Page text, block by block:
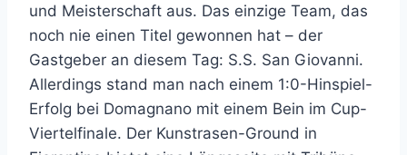
und Meisterschaft aus. Das einzige Team, das
noch nie einen Titel gewonnen hat – der
Gastgeber an diesem Tag: S.S. San Giovanni.
Allerdings stand man nach einem 1:0-Hinspiel-
Erfolg bei Domagnano mit einem Bein im Cup-
Viertelfinale. Der Kunstrasen-Ground in